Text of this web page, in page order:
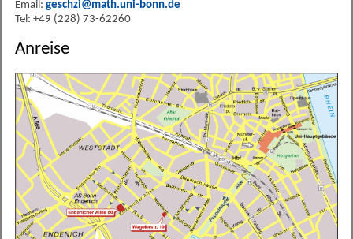
Email: geschzi@math.uni-bonn.de
Tel: +49 (228) 73-62260
Anreise